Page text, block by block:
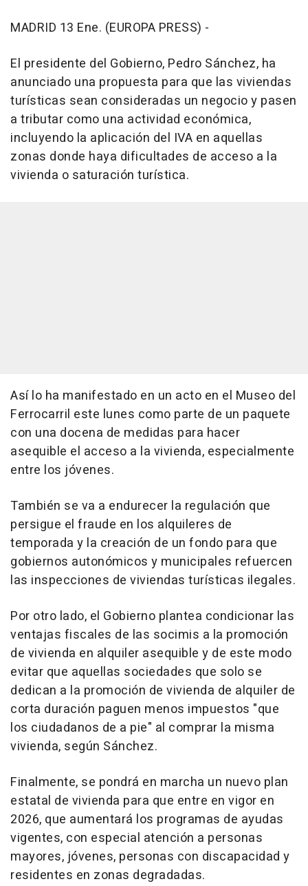
MADRID 13 Ene. (EUROPA PRESS) -
El presidente del Gobierno, Pedro Sánchez, ha
anunciado una propuesta para que las viviendas
turísticas sean consideradas un negocio y pasen
a tributar como una actividad económica,
incluyendo la aplicación del IVA en aquellas
zonas donde haya dificultades de acceso a la
vivienda o saturación turística.
Así lo ha manifestado en un acto en el Museo del
Ferrocarril este lunes como parte de un paquete
con una docena de medidas para hacer
asequible el acceso a la vivienda, especialmente
entre los jóvenes.
También se va a endurecer la regulación que
persigue el fraude en los alquileres de
temporada y la creación de un fondo para que
gobiernos autonómicos y municipales refuercen
las inspecciones de viviendas turísticas ilegales.
Por otro lado, el Gobierno plantea condicionar las
ventajas fiscales de las socimis a la promoción
de vivienda en alquiler asequible y de este modo
evitar que aquellas sociedades que solo se
dedican a la promoción de vivienda de alquiler de
corta duración paguen menos impuestos "que
los ciudadanos de a pie" al comprar la misma
vivienda, según Sánchez.
Finalmente, se pondrá en marcha un nuevo plan
estatal de vivienda para que entre en vigor en
2026, que aumentará los programas de ayudas
vigentes, con especial atención a personas
mayores, jóvenes, personas con discapacidad y
residentes en zonas degradadas.